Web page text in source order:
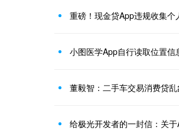
重磅！现金贷App违规收集个
小图医学App自行读取位置
董毅智：二手车交易消费贷
给极光开发者的一封信：关